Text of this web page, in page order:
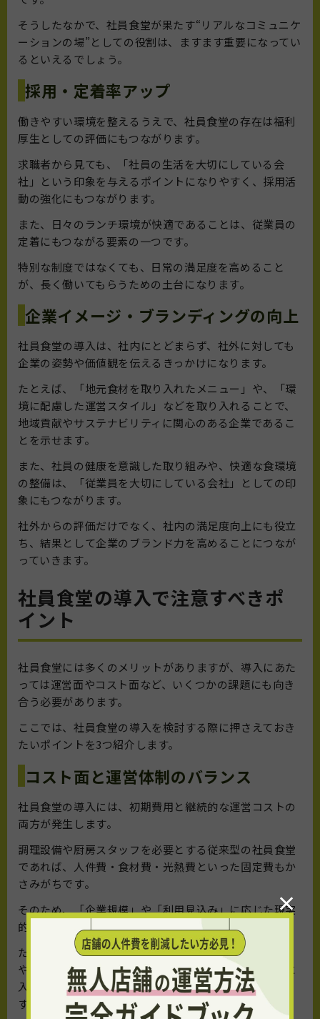
そうしたなかで、社員食堂が果たす“リアルなコミュニケ
ーションの場”としての役割は、ますます重要になってい
るといえるでしょう。
採用・定着率アップ
働きやすい環境を整えるうえで、社員食堂の存在は福利
厚生としての評価にもつながります。
求職者から見ても、「社員の生活を大切にしている会
社」という印象を与えるポイントになりやすく、採用活
動の強化にもつながります。
また、日々のランチ環境が快適であることは、従業員の
定着にもつながる要素の一つです。
特別な制度ではなくても、日常の満足度を高めること
が、長く働いてもらうための土台になります。
企業イメージ・ブランディングの向上
社員食堂の導入は、社内にとどまらず、社外に対しても
企業の姿勢や価値観を伝えるきっかけになります。
たとえば、「地元食材を取り入れたメニュー」や、「環
境に配慮した運営スタイル」などを取り入れることで、
地域貢献やサステナビリティに関心のある企業であるこ
とを示せます。
また、社員の健康を意識した取り組みや、快適な食環境
の整備は、「従業員を大切にしている会社」としての印
象にもつながります。
社外からの評価だけでなく、社内の満足度向上にも役立
ち、結果として企業のブランド力を高めることにつなが
っていきます。
社員食堂の導入で注意すべきポ
イント
社員食堂には多くのメリットがありますが、導入にあた
っては運営面やコスト面など、いくつかの課題にも向き
合う必要があります。
ここでは、社員食堂の導入を検討する際に押さえておき
たいポイントを3つ紹介します。
コスト面と運営体制のバランス
社員食堂の導入には、初期費用と継続的な運営コストの
両方が発生します。
調理設備や厨房スタッフを必要とする従来型の社員食堂
であれば、人件費・食材費・光熱費といった固定費もか
さみがちです。
そのため、「企業規模」や「利用見込み」に応じた現実
的な設計が重要です。
たとえば、常駐スタッフを置かずに運用できる無人型
や、外部の仕出しサービスを活用した形式なども視野に
入れると、費用対効果のバランスが取りやすくなりま
す。
×